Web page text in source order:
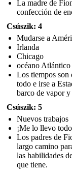
La madre de
confección de
Csúszik: 4
Mudarse a
Irlanda
Chicago
océano Atlántico
Los tiempos
todo e irse a
barco de vapor
Csúszik: 5
Nuevos trabajos
¡Me lo llevo
Los padres de
largo camino
las habilidades
que tiene.